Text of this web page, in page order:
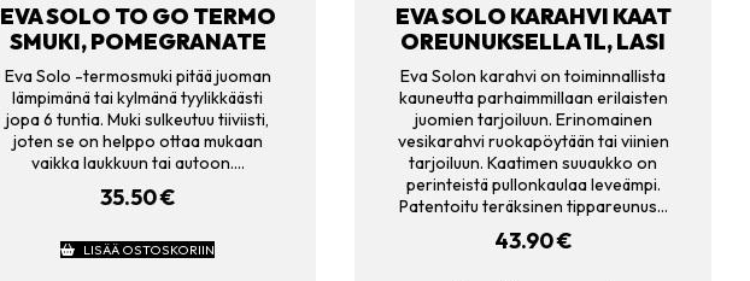
EVA SOLO TO GO TERMO
SMUKI, POMEGRANATE
Eva Solo -termosmuki pitää juoman
lämpimänä tai kylmänä tyylikkäästi
jopa 6 tuntia. Muki sulkeutuu tiiviisti,
joten se on helppo ottaa mukaan
vaikka laukkuun tai autoon.…
35.50€
LISÄÄ OSTOSKORIIN
EVA SOLO KARAHVI KAAT
OREUNUKSELLA 1L, LASI
Eva Solon karahvi on toiminnallista
kauneutta parhaimmillaan erilaisten
juomien tarjoiluun. Erinomainen
vesikarahvi ruokapöytään tai viinien
tarjoiluun. Kaatimen suuaukko on
perinteistä pullonkaulaa leveämpi.
Patentoitu teräksinen tippareunus…
43.90€